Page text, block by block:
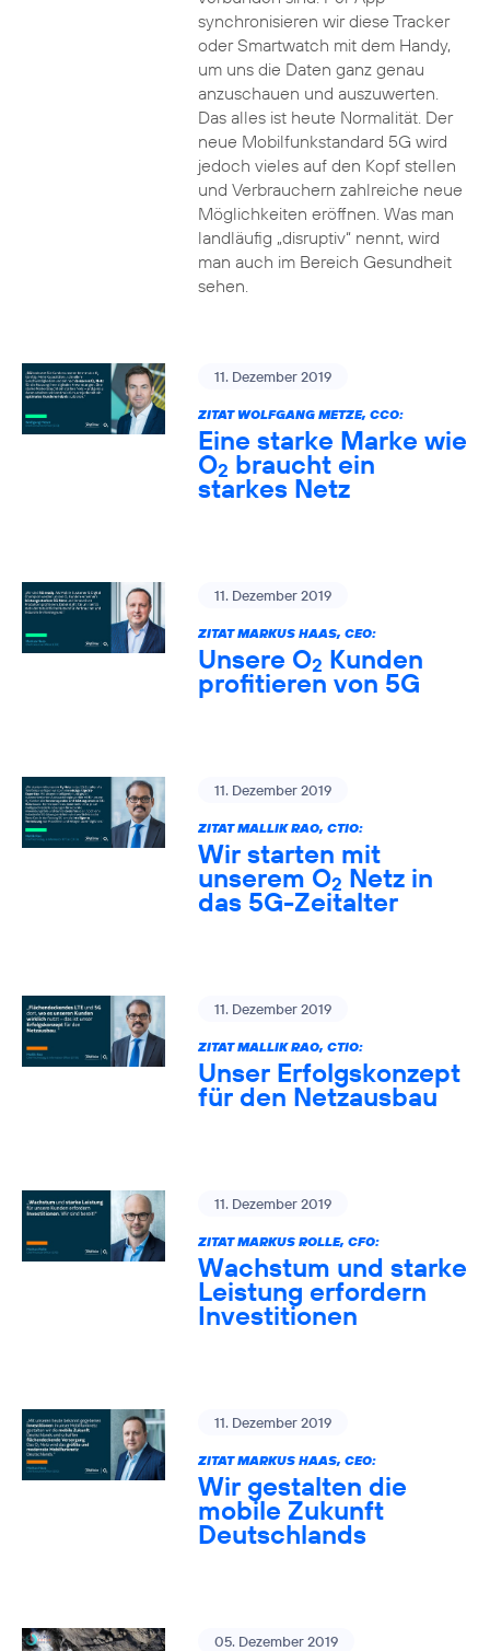
synchronisieren wir diese Tracker
oder Smartwatch mit dem Handy,
um uns die Daten ganz genau
anzuschauen und auszuwerten.
Das alles ist heute Normalität. Der
neue Mobilfunkstandard 5G wird
jedoch vieles auf den Kopf stellen
und Verbrauchern zahlreiche neue
Möglichkeiten eröffnen. Was man
landläufig „disruptiv“ nennt, wird
man auch im Bereich Gesundheit
sehen.
11. Dezember 2019
ZITAT WOLFGANG METZE, CCO:
Eine starke Marke wie
O2 braucht ein
starkes Netz
11. Dezember 2019
ZITAT MARKUS HAAS, CEO:
Unsere O2 Kunden
profitieren von 5G
11. Dezember 2019
ZITAT MALLIK RAO, CTIO:
Wir starten mit
unserem O2 Netz in
das 5G-Zeitalter
11. Dezember 2019
ZITAT MALLIK RAO, CTIO:
Unser Erfolgskonzept
für den Netzausbau
11. Dezember 2019
ZITAT MARKUS ROLLE, CFO:
Wachstum und starke
Leistung erfordern
Investitionen
11. Dezember 2019
ZITAT MARKUS HAAS, CEO:
Wir gestalten die
mobile Zukunft
Deutschlands
05. Dezember 2019